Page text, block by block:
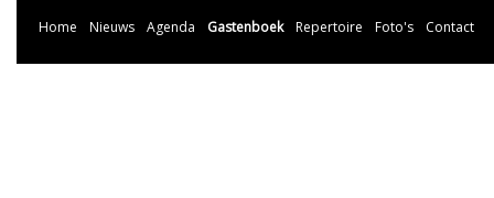
Home Nieuws Agenda Gastenboek Repertoire Foto's Contact